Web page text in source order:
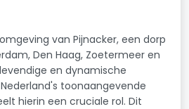
van Pijnacker, een dorp
Den Haag, Zoetermeer en
en dynamische
toonaangevende
hierin een cruciale rol. Dit